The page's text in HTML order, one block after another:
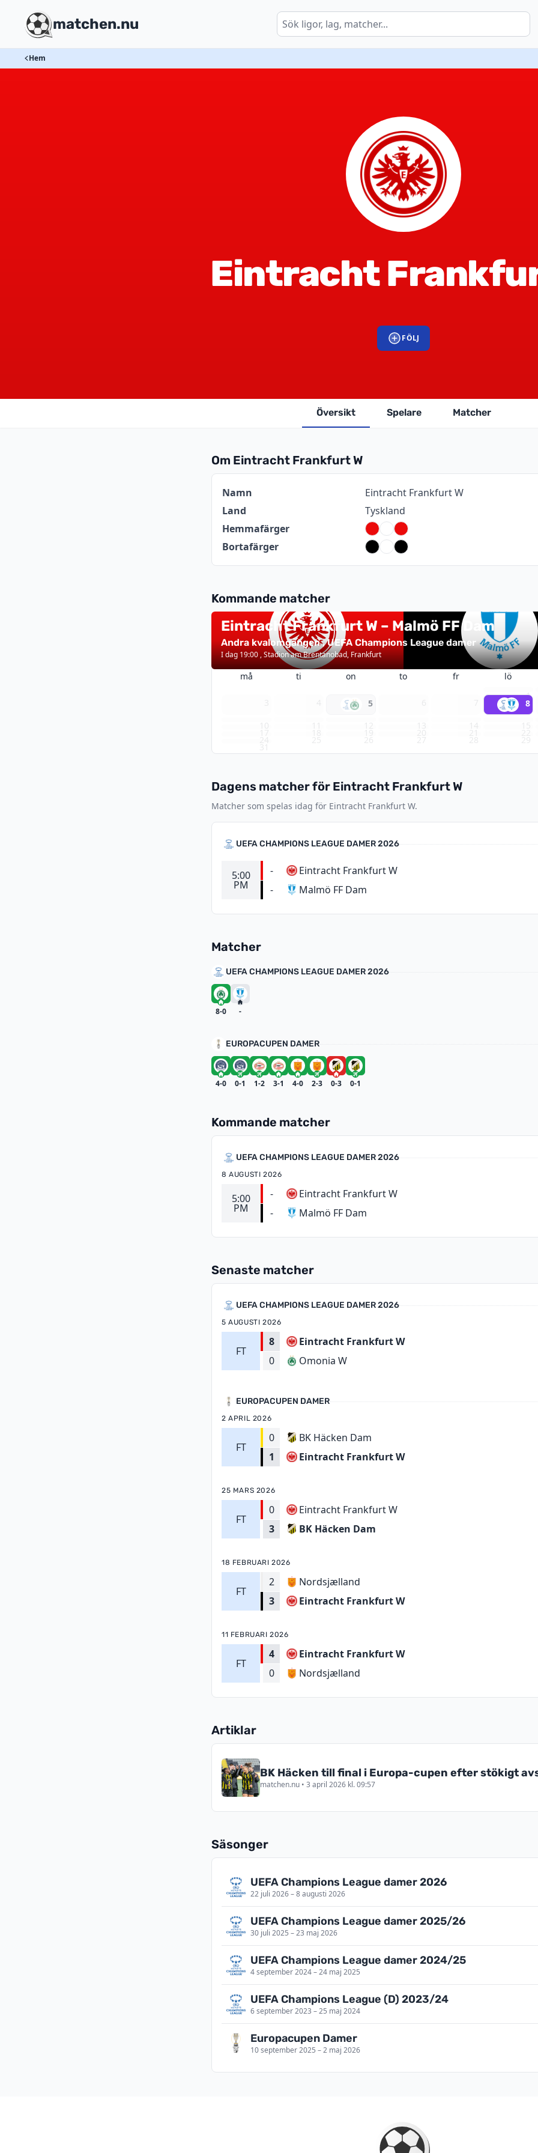
matchen.nu
Hem
Eintracht
FÖLJ
Översikt Spelare Matcher
Om Eintracht Frankfurt W
Information
Namn
Eintracht Frankfurt W
Land
Tyskland
Hemmafärger
Bortafärger
Kommande matcher
Eintracht Frankfurt W – Malmö FF Dam
Andra kvalomgången , UEFA Champions League damer
I dag 19:00 , Stadion am Brentanobad, Frankfurt
augusti 2026
må ti on to fr
lö
1
5
8
Dagens matcher för Eintracht Frankfurt W
Matcher som spelas idag för Eintracht Frankfurt W.
UEFA CHAMPIONS LEAGUE DAMER 2026
5:00
PM
-
-
Eintracht Frankfurt W
Malmö FF Dam
Matcher
UEFA CHAMPIONS LEAGUE DAMER 2026
8-0 -
EUROPACUPEN DAMER
4-0 0-1 1-2 3-1 4-0 2-3 0-3 0-1
Kommande matcher
UEFA CHAMPIONS LEAGUE DAMER 2026
8 AUGUSTI 2026
5:00
PM
-
-
Eintracht Frankfurt W
Malmö FF Dam
Senaste matcher
UEFA CHAMPIONS LEAGUE DAMER 2026
5 AUGUSTI 2026
FT
8
0
Eintracht Frankfurt W
Omonia W
EUROPACUPEN DAMER
2 APRIL 2026
FT
0
1
BK Häcken Dam
Eintracht Frankfurt W
25 MARS 2026
FT
0
3
Eintracht Frankfurt W
BK Häcken Dam
18 FEBRUARI 2026
FT
2
3
Nordsjælland
Eintracht Frankfurt W
11 FEBRUARI 2026
FT
4
0
Eintracht Frankfurt W
Nordsjælland
Artiklar
BK Häcken till final i Europa-cupen efter stökigt
matchen.nu • 3 april 2026 kl. 09:57
Säsonger
UEFA Champions League damer 2026
22 juli 2026 – 8 augusti 2026
UEFA Champions League damer 2025/26
30 juli 2025 – 23 maj 2026
UEFA Champions League damer 2024/25
4 september 2024 – 24 maj 2025
UEFA Champions League (D) 2023/24
6 september 2023 – 25 maj 2024
Europacupen Damer
10 september 2025 – 2 maj 2026